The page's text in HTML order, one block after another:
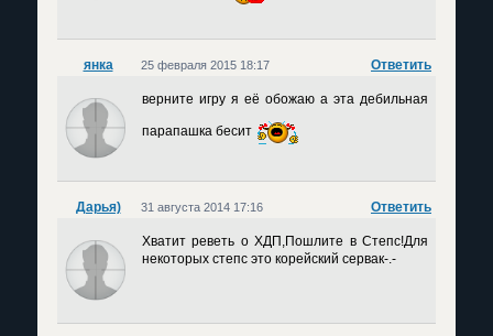
янка Ответить
25 февраля 2015 18:17
верните игру я её обожаю а эта дебильная
парапашка бесит
Дарья) Ответить
31 августа 2014 17:16
Хватит реветь о ХДП,Пошлите в Степс!Для
некоторых степс это корейский сервак-.-